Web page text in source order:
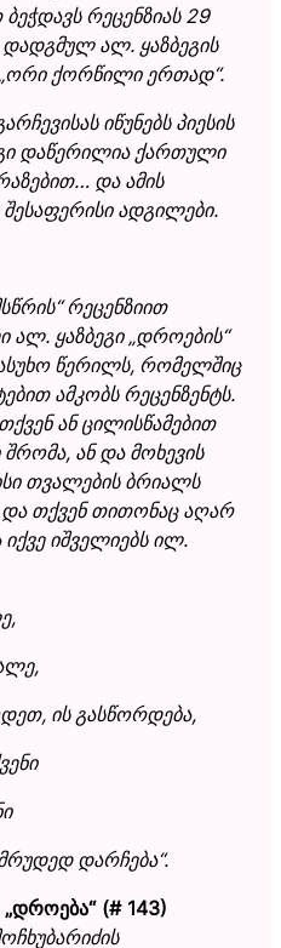
რეცენზიას 29
დადგმულ ალ. ყაზბეგის
„ორი ქორწილი ერთად“.
იწუნებს პიესის
დაწერილია ქართული
და ამის
ადგილები.
“ რეცენზიით
ალ. ყაზბეგი„დროების“
წერილს, რომელშიც
ამკობს რეცენზენტს.
თქვენ ან ცილისწამებით
ან და მოხევის
თვალების ბრიალს
და თქვენ თითონაც აღარ
იშველიებს ილ.
გასწორდება,
დარჩება“.
„დროება“(# 143)